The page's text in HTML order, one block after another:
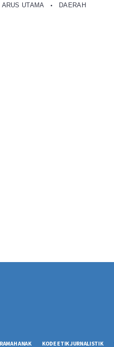
ARUS UTAMA DAERAH
ANAK KODE ETIK JURNALISTIK